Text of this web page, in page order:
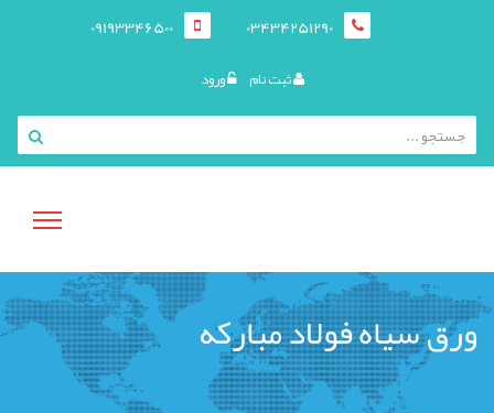
03434251290
09193346500
ثبت نام ورود
منوی
کاربری
ورق سیاه فولاد مبارکه